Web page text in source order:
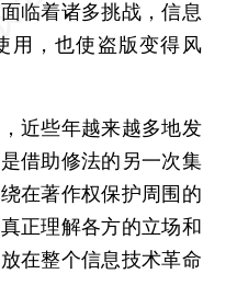
临着诸多挑战，信息
用，也使盗版变得风
些年越来越多地发
借助修法的另一次集
在著作权保护周围的
正理解各方的立场和
在整个信息技术革命